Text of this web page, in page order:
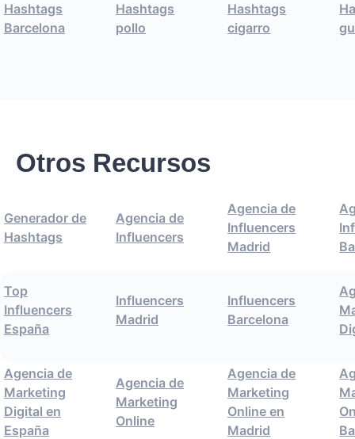
Hashtags
Barcelona
Hashtags
pollo
Hashtags
cigarro
Otros Recursos
Generador de
Hashtags
Agencia de
Influencers
Agencia de
Influencers
Madrid
Top
Influencers
España
Influencers
Madrid
Influencers
Barcelona
Agencia de
Marketing
Digital en
España
Agencia de
Marketing
Online
Agencia de
Marketing
Online en
Madrid